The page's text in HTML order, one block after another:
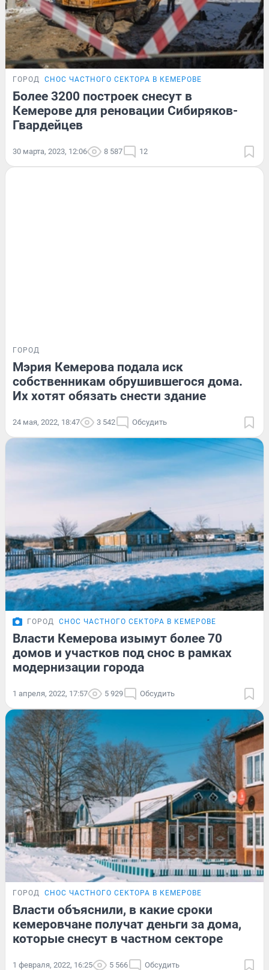
ГОРОД СНОС ЧАСТНОГО СЕКТОРА В КЕМЕРОВЕ
Более 3200 построек снесут в
Кемерове для реновации Сибиряков-
Гвардейцев
30 марта, 2023, 12:06 8 587 12
ГОРОД
Мэрия Кемерова подала иск
собственникам обрушившегося дома.
Их хотят обязать снести здание
24 мая, 2022, 18:47 3 542 Обсудить
ГОРОД СНОС ЧАСТНОГО СЕКТОРА В КЕМЕРОВЕ
Власти Кемерова изымут более 70
домов и участков под снос в рамках
модернизации города
1 апреля, 2022, 17:57 5 929 Обсудить
ГОРОД СНОС ЧАСТНОГО СЕКТОРА В КЕМЕРОВЕ
Власти объяснили, в какие сроки
кемеровчане получат деньги за дома,
которые снесут в частном секторе
1 февраля, 2022, 16:25 5 566 Обсудить